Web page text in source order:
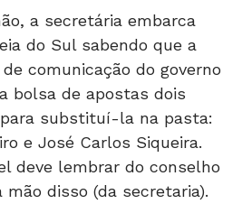
a secretária embarca
do Sul sabendo que a
comunicação do governo
bolsa de apostas dois
substituí-la na pasta:
e José Carlos Siqueira.
deve lembrar do conselho
mão disso (da secretaria).